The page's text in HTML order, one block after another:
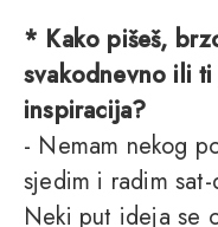
* Kako pišeš,
svakodnevno ili
inspiracija?
- Nemam nekog
sjedim i radim
Neki put ideja se